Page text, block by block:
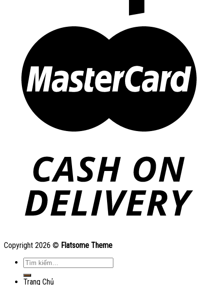
Copyright 2026 © Flatsome Theme
Tìm
kiếm:
Trang Chủ